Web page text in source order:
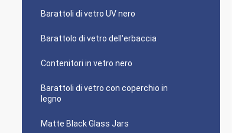
Barattoli di vetro UV nero
Barattolo di vetro dell'erbaccia
Contenitori in vetro nero
Barattoli di vetro con coperchio in
legno
Matte Black Glass Jars